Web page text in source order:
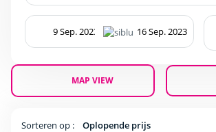
MAP VIEW
Sorteren op : Oplopende prijs